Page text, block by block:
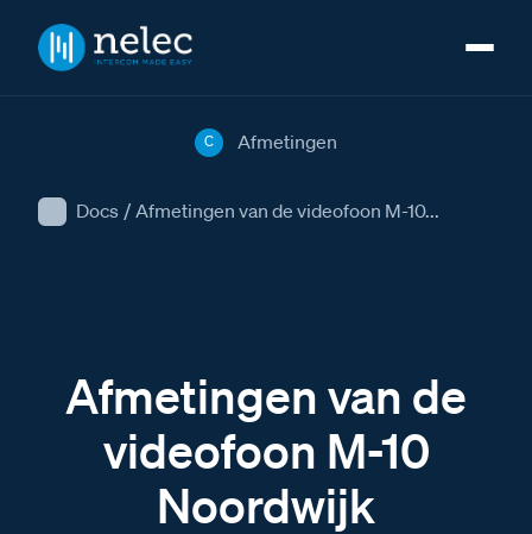
Docs / Afmetingen van de videofoon M-10...
C Afmetingen
Afmetingen van de
videofoon M-10
Noordwijk